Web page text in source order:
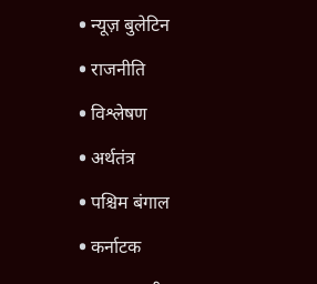
न्यूज़ बुलेटिन
राजनीति
विश्लेषण
अर्थतंत्र
पश्चिम बंगाल
कर्नाटक